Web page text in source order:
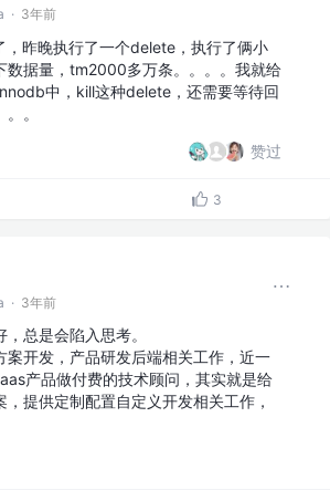
· 3年前
，昨晚执行了一个delete，执行了俩小
数据量，tm2000多万条。。。。我就给
中，kill这种delete，还需要等待回
。
赞过
3
· 3年前
总是会陷入思考。
案开发，产品研发后端相关工作，近一
产品做付费的技术顾问，其实就是给
提供定制配置自定义开发相关工作，